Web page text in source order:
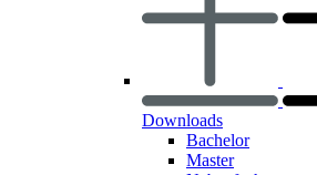
Downloads
Bachelor
Master